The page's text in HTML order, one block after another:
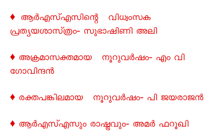
♦ ആർഎസ്‌എസിന്റെ വിധ്വംസക
പ്രത്യയശാസ്‌ത്രം‐ സുഭാഷിണി അലി
♦ അക്രമാസക്തമായ നൂറുവര്‍ഷം‐ എം വി
ഗോവിന്ദൻ
♦ രക്തപങ്കിലമായ നൂറുവർഷം‐ പി ജയരാജൻ
♦ ആർഎസ്എസും രാഷ്ട്രവും‐ അമർ ഫറൂഖി